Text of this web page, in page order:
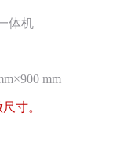
体机
mm
寸。